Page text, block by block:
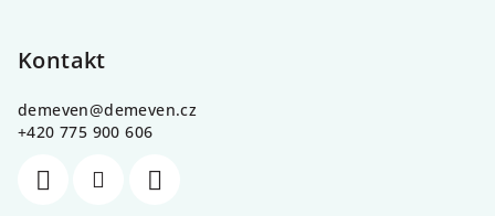
Kontakt
demeven@demeven.cz
+420 775 900 606